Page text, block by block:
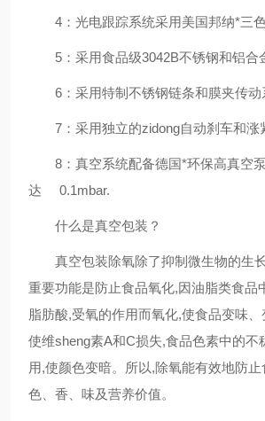
4：光电跟踪系统采用美国邦纳*三色
5：采用食品级3042B不锈钢和铝合
6：采用特制不锈钢链条和膜夹传动
7：采用独立的zidong自动刹车和涨
8：真空系统配备德国*环保高真空
达 0.1mbar.
什么是真空包装？
真空包装除氧除了抑制微生物的生
重要功能是防止食品氧化,因油脂类食品
脂肪酸,受氧的作用而氧化,使食品变味
使维sheng素A和C损失,食品色素中的不
用,使颜色变暗。所以,除氧能有效地防
色、香、味及营养价值。